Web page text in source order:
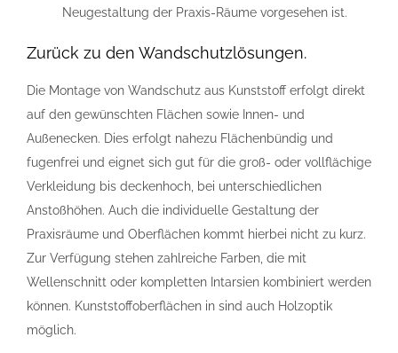
Neugestaltung der Praxis-Räume vorgesehen ist.
Zurück zu den Wandschutzlösungen.
Die Montage von Wandschutz aus Kunststoff erfolgt direkt
auf den gewünschten Flächen sowie Innen- und
Außenecken. Dies erfolgt nahezu Flächenbündig und
fugenfrei und eignet sich gut für die groß- oder vollflächige
Verkleidung bis deckenhoch, bei unterschiedlichen
Anstoßhöhen. Auch die individuelle Gestaltung der
Praxisräume und Oberflächen kommt hierbei nicht zu kurz.
Zur Verfügung stehen zahlreiche Farben, die mit
Wellenschnitt oder kompletten Intarsien kombiniert werden
können. Kunststoffoberflächen in sind auch Holzoptik
möglich.